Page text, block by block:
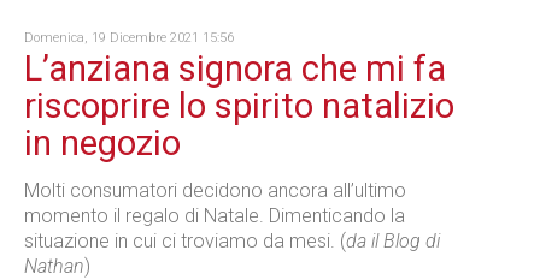
Domenica, 19 Dicembre 2021 15:56
L’anziana signora che mi fa
riscoprire lo spirito natalizio
in negozio
Molti consumatori decidono ancora all’ultimo
momento il regalo di Natale. Dimenticando la
situazione in cui ci troviamo da mesi. (da il Blog di
Nathan)